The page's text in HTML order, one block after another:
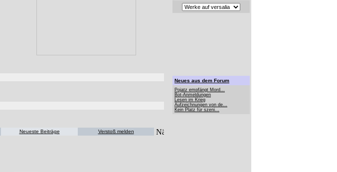
Neueste Beiträge Verstoß melden
Neues aus dem Forum
Pojatz empfängt Mord...
Bot-Anmeldungen
Lesen im Krieg
Aufzeichnungen von de...
Kein Platz für szeni...